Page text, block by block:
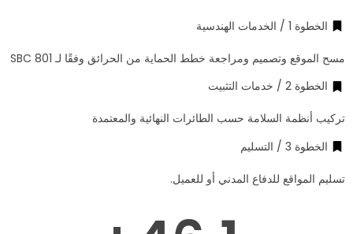
الخطوة 1 / الخدمات الهندسية
مسح الموقع وتصميم ومراجعة خطط الحماية من الحرائق وفقًا لـ SBC 801
الخطوة 2 / خدمات التثبيت
تركيب أنظمة السلامة حسب الطائرات النهائية والمعتمدة
الخطوة 3 / التسليم
تسليم المواقع للدفاع المدني أو للعميل.